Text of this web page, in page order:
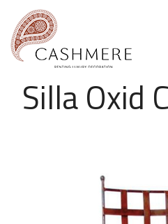
Silla Oxid